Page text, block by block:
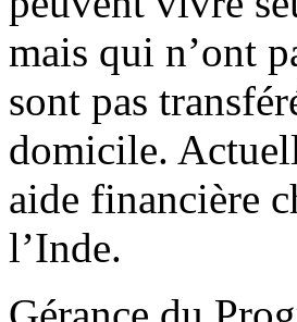
mais qui n’ont
sont pas
domicile.
aide financière
l’Inde.